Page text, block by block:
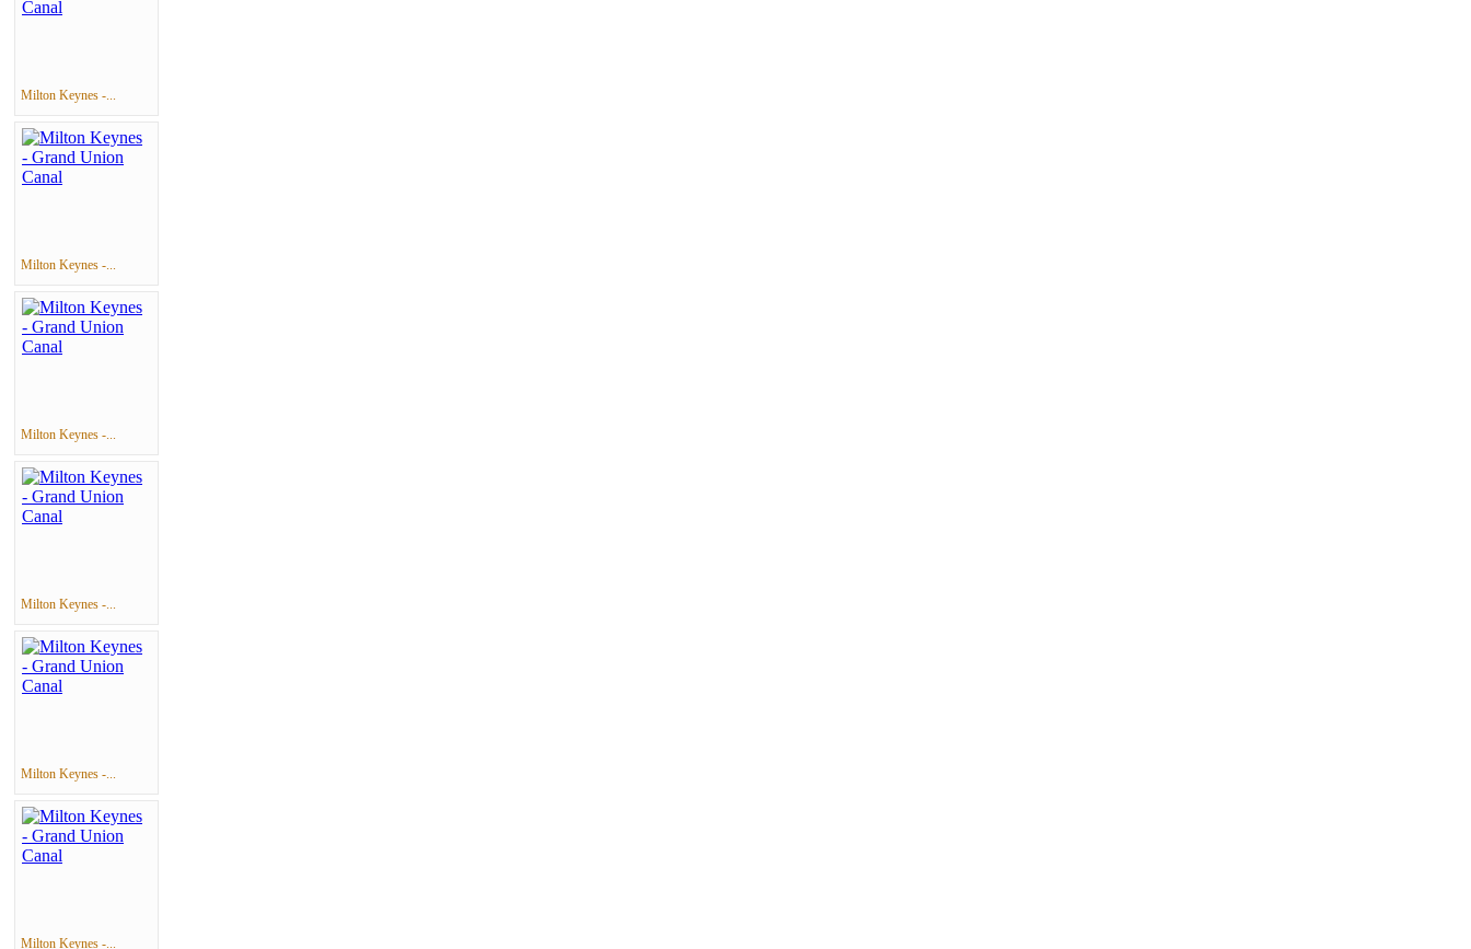
Milton Keynes -...
Milton Keynes -...
Milton Keynes -...
Milton Keynes -...
Milton Keynes -...
Milton Keynes -...